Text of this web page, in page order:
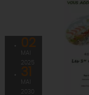
02
MAI
2025
31
MAI
2030